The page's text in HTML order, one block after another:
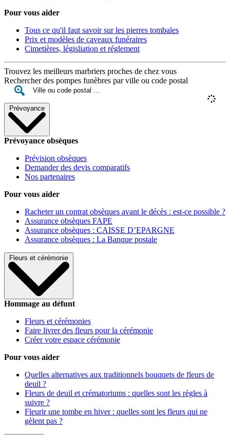
Pour vous aider
Tous ce qu'il faut savoir sur les pierres tombales
Prix et modèles de caveaux funéraires
Cimetières, législiation et réglement
Trouvez les meilleurs marbriers proches de chez vous
Rechercher des pompes funèbres par ville ou code postal
Prévoyance
Prévoyance obsèques
Prévision obsèques
Demander des devis comparatifs
Nos partenaires
Pour vous aider
Racheter un contrat obsèques avant le décès : est-ce possible ?
Assurance obsèques FAPE
Assurance obsèques : CAISSE D’EPARGNE
Assurance obsèques : La Banque postale
Fleurs et cérémonie
Hommage au défunt
Fleurs et cérémonies
Faire livrer des fleurs pour la cérémonie
Créer votre espace cérémonie
Pour vous aider
Quelles alternatives aux traditionnels bouquets de fleurs de
deuil ?
Fleurs de deuil et crématoriums : quelles sont les règles à
suivre ?
Fleurir une tombe en hiver : quelles sont les fleurs qui ne
gèlent pas ?